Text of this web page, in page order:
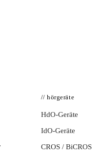
// hörgeräte
HdO-Geräte
IdO-Geräte
CROS / BiCROS